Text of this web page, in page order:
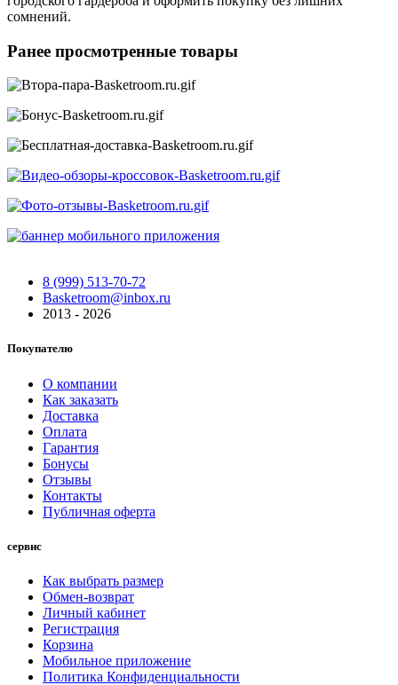
сомнений.
Ранее просмотренные товары
8 (999) 513-70-72
Basketroom@inbox.ru
2013 - 2026
Покупателю
О компании
Как заказать
Доставка
Оплата
Гарантия
Бонусы
Отзывы
Контакты
Публичная оферта
сервис
Как выбрать размер
Обмен-возврат
Личный кабинет
Регистрация
Корзина
Мобильное приложение
Политика Конфиденциальности